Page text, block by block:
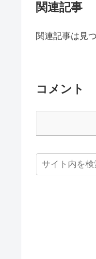
関連記事
関連記事は見
コメント